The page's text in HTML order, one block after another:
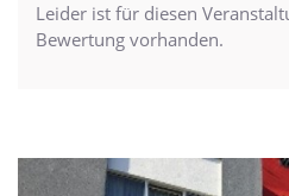
Leider ist für diesen
Bewertung vorhanden.